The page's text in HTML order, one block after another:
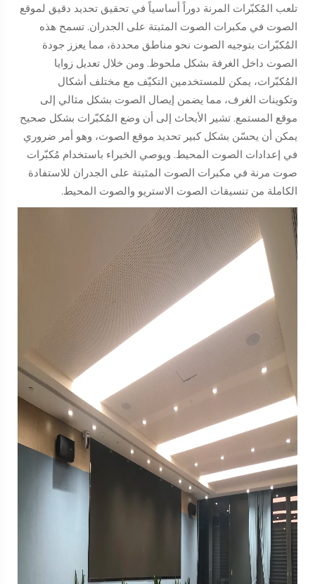
تلعب المُكبّرات المرنة دوراً أساسياً في تحقيق تحديد دقيق لموقع
الصوت في مكبرات الصوت المثبتة على الجدران. تسمح هذه
المُكبّرات بتوجيه الصوت نحو مناطق محددة، مما يعزز جودة
الصوت داخل الغرفة بشكل ملحوظ. ومن خلال تعديل زوايا
المُكبّرات، يمكن للمستخدمين التكيّف مع مختلف أشكال
وتكوينات الغرف، مما يضمن إيصال الصوت بشكل مثالي إلى
موقع المستمع. تشير الأبحاث إلى أن وضع المُكبّرات بشكل صحيح
يمكن أن يحسّن بشكل كبير تحديد موقع الصوت، وهو أمر ضروري
في إعدادات الصوت المحيط. ويوصي الخبراء باستخدام مُكبّرات
صوت مرنة في مكبرات الصوت المثبتة على الجدران للاستفادة
الكاملة من تنسيقات الصوت الاستريو والصوت المحيط.